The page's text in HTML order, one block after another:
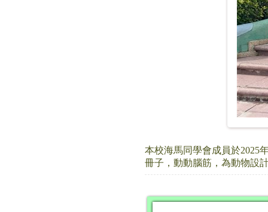
本校海馬同學會成員於2025
冊子，動動腦筋，為動物設